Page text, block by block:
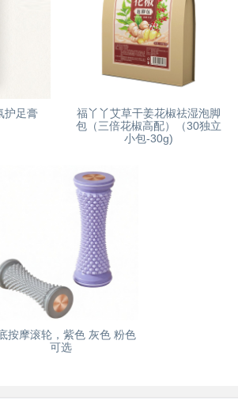
护足膏
福丫丫艾草干姜花椒祛湿泡脚
包（三倍花椒高配）（30独立
小包-30g)
按摩滚轮，紫色 灰色 粉色
可选